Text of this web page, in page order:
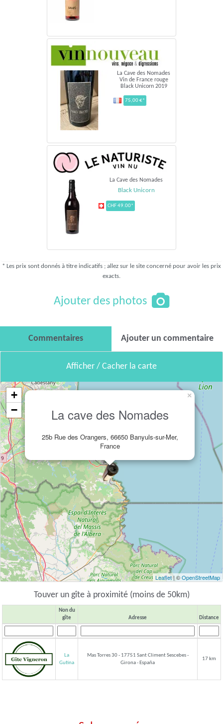
La Cave des Nomades
Vin de France rouge
Black Unicorn 2019
75,00 €*
La Cave des Nomades
Black Unicorn
CHF 49.00*
* Les prix sont donnés à titre indicatifs ; allez sur le site concerné pour avoir les prix
exacts.
Ajouter des photos
Commentaires Ajouter un commentaire
Afficher / Cacher la carte
La cave des Nomades
25b Rue des Orangers, 66650 Banyuls-sur-Mer,
France
×
+
−
Leaflet| ©OpenStreetMap
Touver un gîte à proximité (moins de 50km)
Non du
gîte
Adresse Distance
La
Gutina
Mas Torres 30 - 17751 Sant Climent Sescebes -
Girona - España
17 km